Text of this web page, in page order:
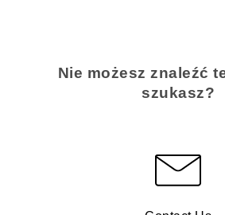
Nie możesz znaleźć
szukasz?